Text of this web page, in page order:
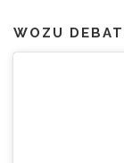
WOZU